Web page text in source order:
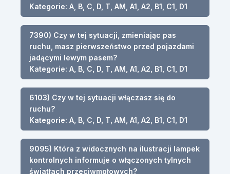
Kategorie: A, B, C, D, T, AM, A1, A2, B1, C1, D1
7390) Czy w tej sytuacji, zmieniając pas
ruchu, masz pierwszeństwo przed pojazdami
jadącymi lewym pasem?
Kategorie: A, B, C, D, T, AM, A1, A2, B1, C1, D1
6103) Czy w tej sytuacji włączasz się do
ruchu?
Kategorie: A, B, C, D, T, AM, A1, A2, B1, C1, D1
9095) Która z widocznych na ilustracji lampek
kontrolnych informuje o włączonych tylnych
światłach przeciwmgłowych?